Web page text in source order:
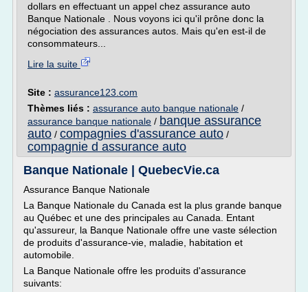
dollars en effectuant un appel chez assurance auto
Banque Nationale . Nous voyons ici qu'il prône donc la
négociation des assurances autos. Mais qu'en est-il de
consommateurs...
Lire la suite
Site : assurance123.com
Thèmes liés : assurance auto banque nationale /
assurance banque nationale / banque assurance
auto / compagnies d'assurance auto /
compagnie d assurance auto
Banque Nationale | QuebecVie.ca
Assurance Banque Nationale
La Banque Nationale du Canada est la plus grande banque
au Québec et une des principales au Canada. Entant
qu'assureur, la Banque Nationale offre une vaste sélection
de produits d'assurance-vie, maladie, habitation et
automobile.
La Banque Nationale offre les produits d'assurance
suivants: